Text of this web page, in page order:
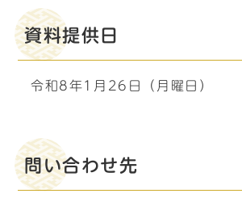
資料提供日
令和8年1月26日（月曜日）
問い合わせ先